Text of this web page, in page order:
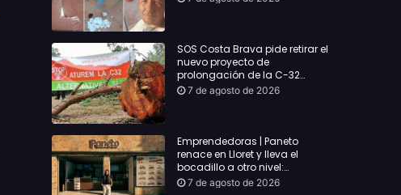
SOS Costa Brava pide retirar el
nuevo proyecto de
prolongación de la C-32
hasta Lloret y reclama la
7 de agosto de 2026
Emprendedoras | Paneto
renace en Lloret y lleva el
bocadillo a otro nivel:
producto km 0 y espíritu
7 de agosto de 2026